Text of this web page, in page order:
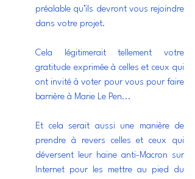
préalable qu’ils devront vous rejoindre
dans votre projet.
Cela légitimerait tellement votre
gratitude exprimée à celles et ceux qui
ont invité à voter pour vous pour faire
barrière à Marie Le Pen...
Et cela serait aussi une manière de
prendre à revers celles et ceux qui
déversent leur haine anti-Macron sur
Internet pour les mettre au pied du